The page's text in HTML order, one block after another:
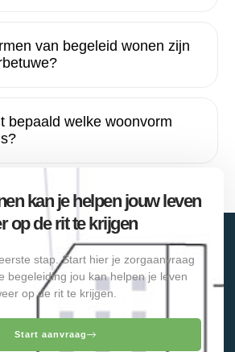
van begeleid wonen zijn
bepaald welke woonvorm
kan je helpen jouw leven
op de rit te krijgen
stap. Start hier je zorgaanvraag
begeleiding jou kan helpen je leven
op de rit te krijgen.
Start aanvraag